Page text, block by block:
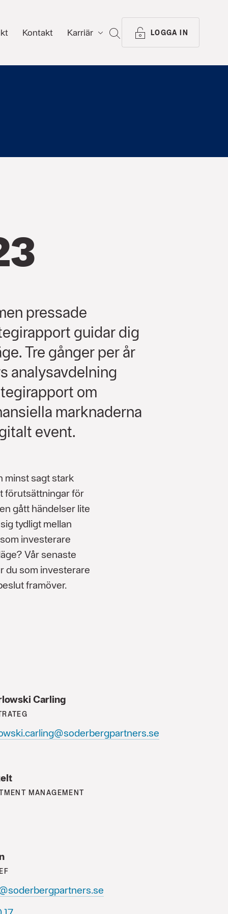
Kontakt Karriär SÖK LOGGA IN
pressade
guidar dig
Tre gånger per år
analysavdelning
om
marknaderna
event.
minst sagt stark
förutsättningar för
gått händelser lite
tydligt mellan
investerare
Vår senaste
du som investerare
framöver.
Carling
MANAGEMENT